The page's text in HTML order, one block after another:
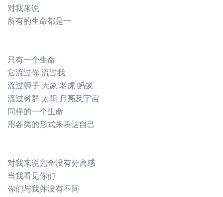
对我来说
所有的生命都是一
只有一个生命
它流过你 流过我
流过狮子 大象 老虎 蚂蚁
流过树群 太阳 月亮及宇宙
同样的一个生命
用各类的形式来表达自己
对我来说完全没有分离感
当我看见你们
你们与我并没有不同